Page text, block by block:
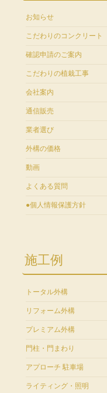
お知らせ
こだわりのコンクリート
確認申請のご案内
こだわりの植栽工事
会社案内
通信販売
業者選び
外構の価格
動画
よくある質問
●個人情報保護方針
施工例
トータル外構
リフォーム外構
プレミアム外構
門柱・門まわり
アプローチ 駐車場
ライティング・照明